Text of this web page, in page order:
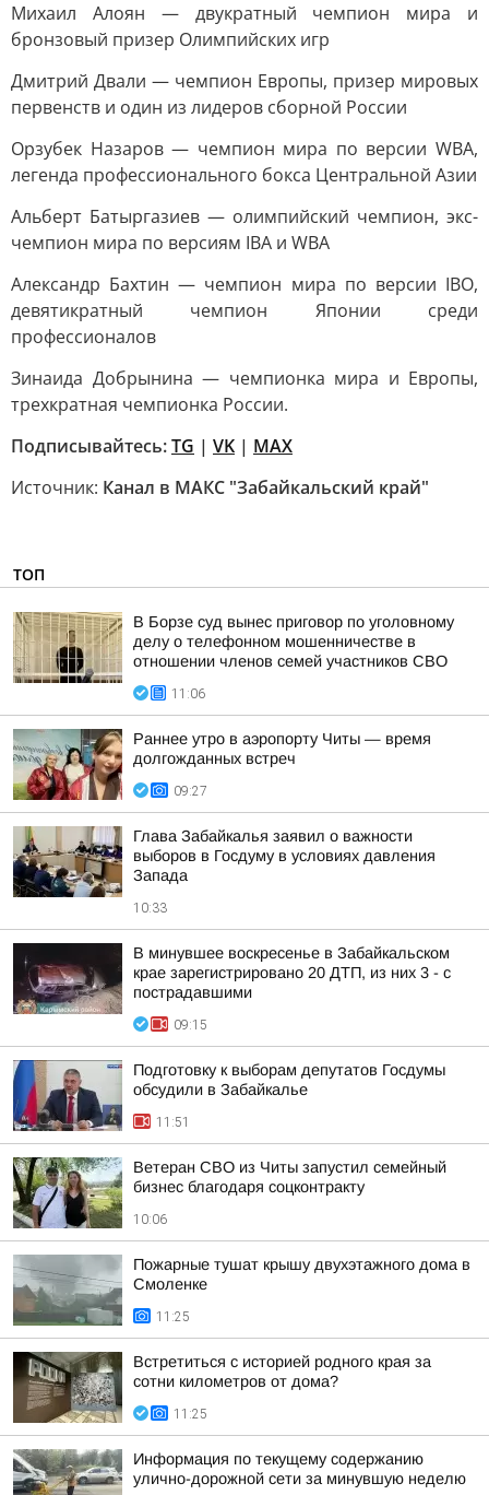
Михаил Алоян — двукратный чемпион мира и
бронзовый призер Олимпийских игр
Дмитрий Двали — чемпион Европы, призер мировых
первенств и один из лидеров сборной России
Орзубек Назаров — чемпион мира по версии WBA,
легенда профессионального бокса Центральной Азии
Альберт Батыргазиев — олимпийский чемпион, экс-
чемпион мира по версиям IBA и WBA
Александр Бахтин — чемпион мира по версии IBO,
девятикратный чемпион Японии среди
профессионалов
Зинаида Добрынина — чемпионка мира и Европы,
трехкратная чемпионка России.
Подписывайтесь:TG | VK | MAX
Источник: Канал в МАКС "Забайкальский край"
ТОП
В Борзе суд вынес приговор по уголовному
делу о телефонном мошенничестве в
отношении членов семей участников СВО
11:06
Раннее утро в аэропорту Читы — время
долгожданных встреч
09:27
Глава Забайкалья заявил о важности
выборов в Госдуму в условиях давления
Запада
10:33
В минувшее воскресенье в Забайкальском
крае зарегистрировано 20 ДТП, из них 3 - с
пострадавшими
09:15
Подготовку к выборам депутатов Госдумы
обсудили в Забайкалье
11:51
Ветеран СВО из Читы запустил семейный
бизнес благодаря соцконтракту
10:06
Пожарные тушат крышу двухэтажного дома в
Смоленке
11:25
Встретиться с историей родного края за
сотни километров от дома?
11:25
Информация по текущему содержанию
улично-дорожной сети за минувшую неделю